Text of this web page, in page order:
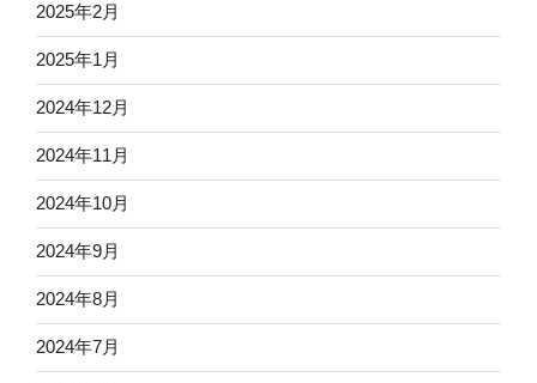
2025年2月
2025年1月
2024年12月
2024年11月
2024年10月
2024年9月
2024年8月
2024年7月